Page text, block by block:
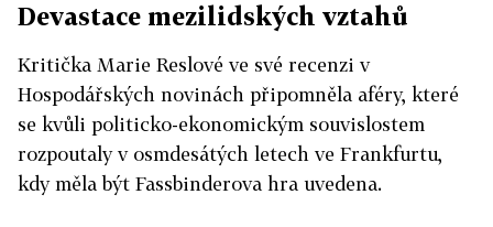
Devastace mezilidských vztahů
Kritička Marie Reslové ve své recenzi v
Hospodářských novinách připomněla aféry, které
se kvůli politicko-ekonomickým souvislostem
rozpoutaly v osmdesátých letech ve Frankfurtu,
kdy měla být Fassbinderova hra uvedena.